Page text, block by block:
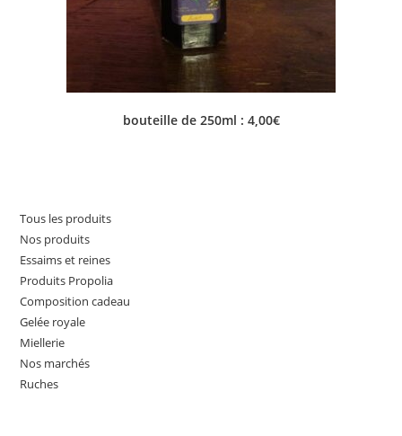
bouteille de 250ml : 4,00€
Tous les produits
Nos produits
Essaims et reines
Produits Propolia
Composition cadeau
Gelée royale
Miellerie
Nos marchés
Ruches